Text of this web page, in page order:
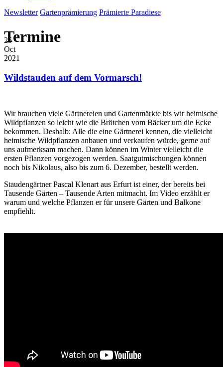
Newsletter Gartenprämierung Prämierte Paradiese
Termine
25
Oct
2021
Wildstauden auf dem Vormarsch!
Wir brauchen viele Gärtnereien und Gartenmärkte bis wir heimische
Wildpflanzen so leicht wie die Brötchen vom Bäcker um die Ecke
bekommen. Deshalb: Alle die eine Gärtnerei kennen, die vielleicht
heimische Wildpflanzen anbauen und verkaufen würde, gerne auf
uns aufmerksam machen. Dann können im Winter vielleicht die
ersten Pflanzen vorgezogen werden. Saatgutmischungen können
noch bis Nikolaus, also bis zum 6. Dezember, bestellt werden.
Staudengärtner Pascal Klenart aus Erfurt ist einer, der bereits bei
Tausende Gärten – Tausende Arten mitmacht. Im Video erzählt er
warum und welche Pflanzen er für unsere Gärten und Balkone
empfiehlt.